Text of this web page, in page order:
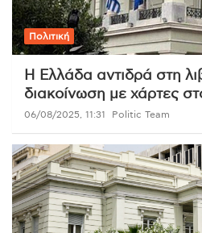
Πολιτική
Η Ελλάδα αντιδρά στη
διακοίνωση με χάρτες
06/08/2025, 11:31 Politic Team